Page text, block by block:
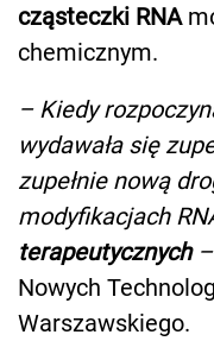
cząsteczki RNA
chemicznym.
– Kiedy
wydawała się
zupełnie nową
modyfikacjach
terapeutycznych–
Nowych
Warszawskiego.